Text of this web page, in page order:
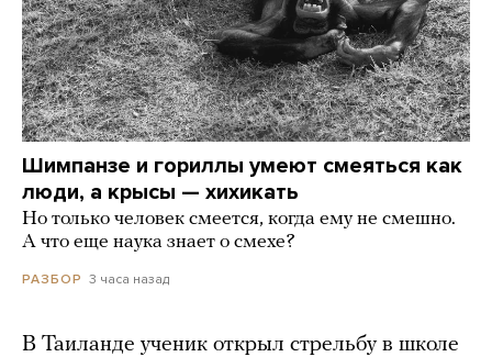
Шимпанзе и гориллы умеют смеяться как
люди, а крысы — хихикать
Но только человек смеется, когда ему не смешно.
А что еще наука знает о смехе?
РАЗБОР 3 часа назад
В Таиланде ученик открыл стрельбу в школе